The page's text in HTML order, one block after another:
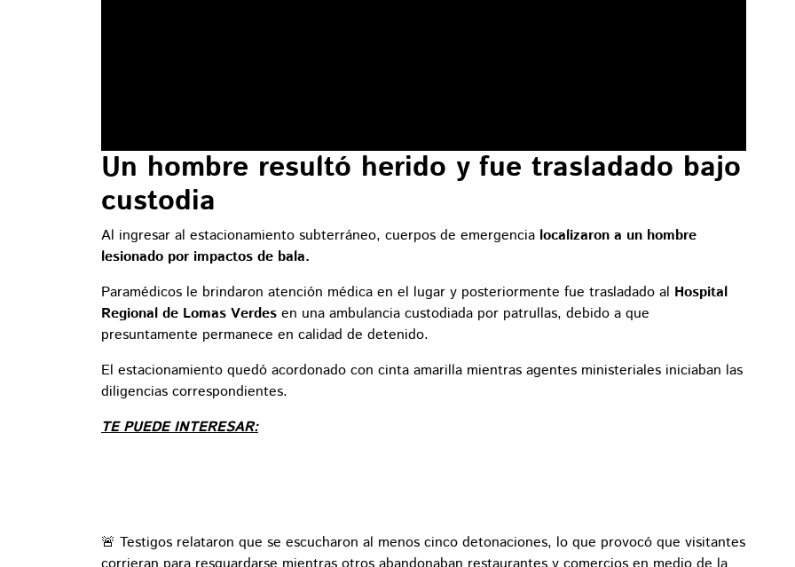
Un hombre resultó herido y fue trasladado bajo
custodia
Al ingresar al estacionamiento subterráneo, cuerpos de emergencia localizaron a un hombre
lesionado por impactos de bala.
Paramédicos le brindaron atención médica en el lugar y posteriormente fue trasladado al Hospital
Regional de Lomas Verdes en una ambulancia custodiada por patrullas, debido a que
presuntamente permanece en calidad de detenido.
El estacionamiento quedó acordonado con cinta amarilla mientras agentes ministeriales iniciaban las
diligencias correspondientes.
TE PUEDE INTERESAR:
🚨 Testigos relataron que se escucharon al menos cinco detonaciones, lo que provocó que visitantes